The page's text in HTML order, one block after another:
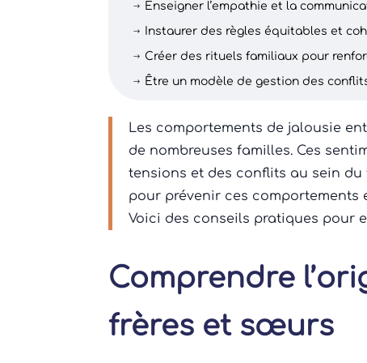
$ Enseigner l’empathie et la
$ Instaurer des règles équitables et
$ Créer des rituels familiaux pour
$ Être un modèle de gestion des
Les comportements de jalousie
de nombreuses familles. Ces
tensions et des conflits au sein du
pour prévenir ces
Voici des conseils pratiques pour
Comprendre
frères et sœurs